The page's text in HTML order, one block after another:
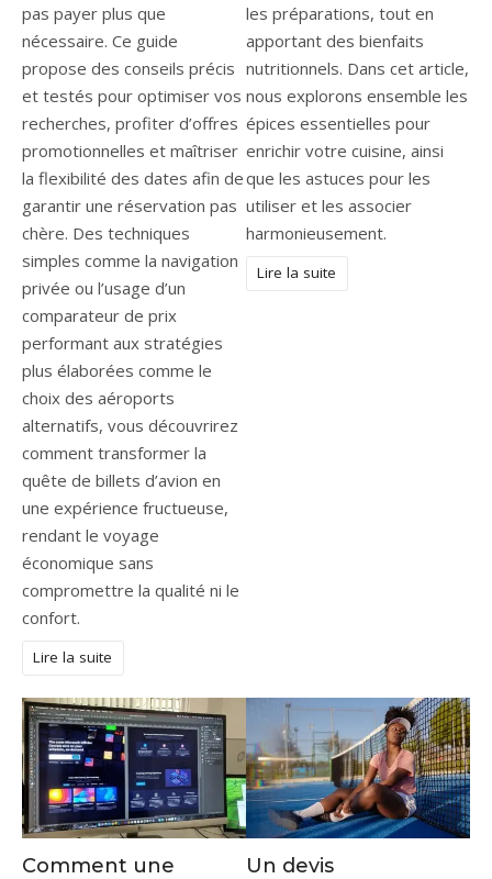
pas payer plus que
nécessaire. Ce guide
propose des conseils précis
et testés pour optimiser vos
recherches, profiter d’offres
promotionnelles et maîtriser
la flexibilité des dates afin de
garantir une réservation pas
chère. Des techniques
simples comme la navigation
privée ou l’usage d’un
comparateur de prix
performant aux stratégies
plus élaborées comme le
choix des aéroports
alternatifs, vous découvrirez
comment transformer la
quête de billets d’avion en
une expérience fructueuse,
rendant le voyage
économique sans
compromettre la qualité ni le
confort.
Lire la suite
les préparations, tout en
apportant des bienfaits
nutritionnels. Dans cet article,
nous explorons ensemble les
épices essentielles pour
enrichir votre cuisine, ainsi
que les astuces pour les
utiliser et les associer
harmonieusement.
Lire la suite
Comment une
Un devis